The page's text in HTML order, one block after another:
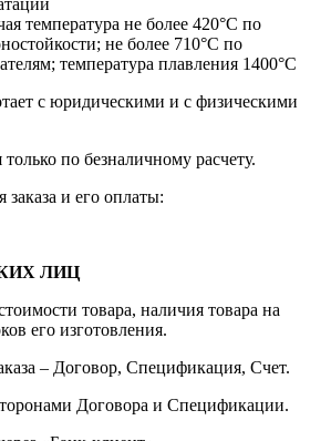
температура не более 420°С по
не более 710°С по
температура плавления 1400°С
с юридическими и с физическими
по безналичному расчету.
и его оплаты:
ЛИЦ
товара, наличия товара на
его изготовления.
– Договор, Спецификация, Счет.
Договора и Спецификации.